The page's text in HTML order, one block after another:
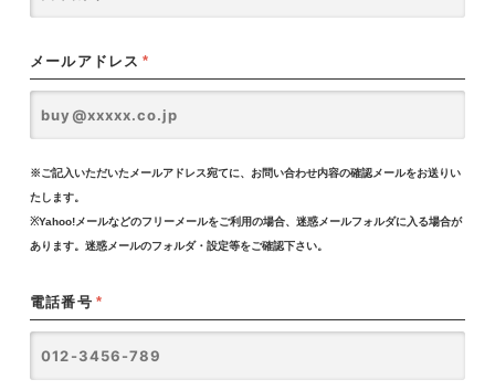
メールアドレス *
※ご記入いただいたメールアドレス宛てに、お問い合わせ内容の確認メールをお送りい
たします。
※Yahoo!メールなどのフリーメールをご利用の場合、迷惑メールフォルダに入る場合が
あります。迷惑メールのフォルダ・設定等をご確認下さい。
電話番号 *